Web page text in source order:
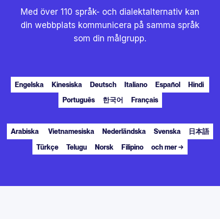
Med över 110 språk- och dialektalternativ kan
din webbplats kommunicera på samma språk
som din målgrupp.
Engelska Kinesiska Deutsch Italiano Español
Hindi
Português
한국어 Français
Arabiska Vietnamesiska Nederländska Svenska
日本語
Türkçe
Telugu Norsk Filipino och mer →